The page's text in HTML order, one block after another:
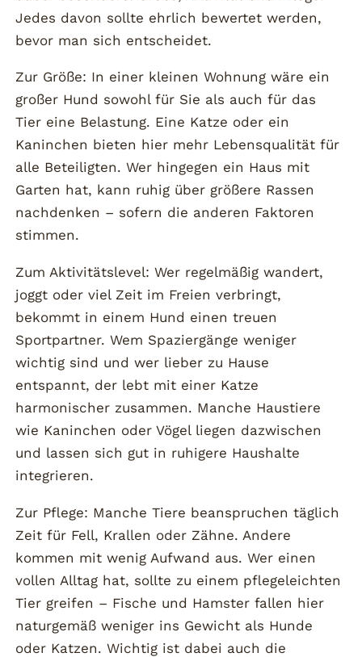
Jedes davon sollte ehrlich bewertet werden,
bevor man sich entscheidet.
Zur Größe: In einer kleinen Wohnung wäre ein
großer Hund sowohl für Sie als auch für das
Tier eine Belastung. Eine Katze oder ein
Kaninchen bieten hier mehr Lebensqualität für
alle Beteiligten. Wer hingegen ein Haus mit
Garten hat, kann ruhig über größere Rassen
nachdenken – sofern die anderen Faktoren
stimmen.
Zum Aktivitätslevel: Wer regelmäßig wandert,
joggt oder viel Zeit im Freien verbringt,
bekommt in einem Hund einen treuen
Sportpartner. Wem Spaziergänge weniger
wichtig sind und wer lieber zu Hause
entspannt, der lebt mit einer Katze
harmonischer zusammen. Manche Haustiere
wie Kaninchen oder Vögel liegen dazwischen
und lassen sich gut in ruhigere Haushalte
integrieren.
Zur Pflege: Manche Tiere beanspruchen täglich
Zeit für Fell, Krallen oder Zähne. Andere
kommen mit wenig Aufwand aus. Wer einen
vollen Alltag hat, sollte zu einem pflegeleichten
Tier greifen – Fische und Hamster fallen hier
naturgemäß weniger ins Gewicht als Hunde
oder Katzen. Wichtig ist dabei auch die